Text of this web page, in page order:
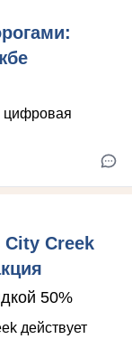
Creek
50%